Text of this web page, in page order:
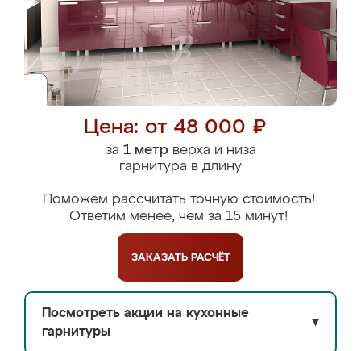
Цена: от 48 000 ₽
за 1 метрверха и низа
гарнитура в длину
Поможем рассчитать точную стоимость!
Ответим менее, чем за 15 минут!
ЗАКАЗАТЬ РАСЧЁТ
Посмотреть акции на кухонные
гарнитуры
▼